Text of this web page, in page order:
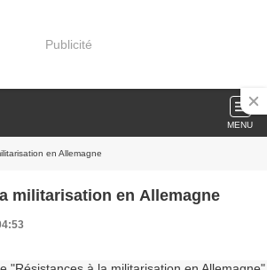
Publicité
MENU
en Allemagne
militarisation en Allemagne